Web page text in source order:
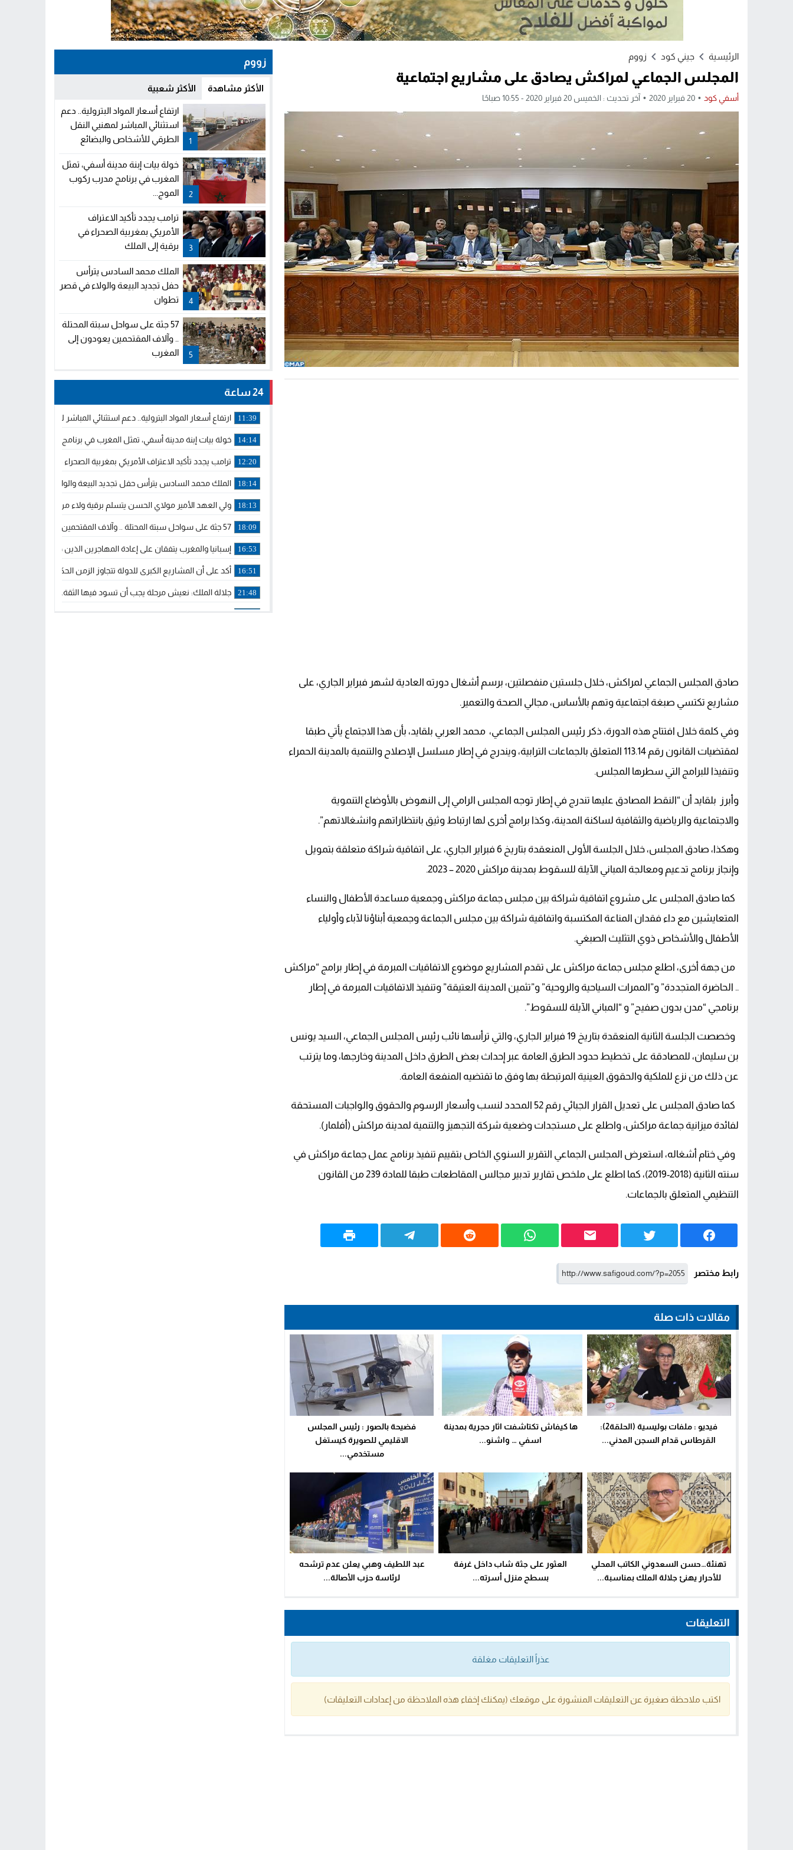
الرئيسية جيني كود زووم
المجلس الجماعي لمراكش يصادق على مشاريع اجتماعية
أسفي كود 20 فبراير 2020 آخر تحديث : الخميس 20 فبراير 2020 - 10:55 صباحًا
صادق المجلس الجماعي لمراكش، خلال جلستين منفصلتين، برسم أشغال دورته العادية لشهر فبراير الجاري، على
مشاريع تكتسي صبغة اجتماعية وتهم بالأساس، مجالي الصحة والتعمير.
وفي كلمة خلال افتتاح هذه الدورة، ذكر رئيس المجلس الجماعي، محمد العربي بلقايد، بأن هذا الاجتماع يأتي طبقا
لمقتضيات القانون رقم 113.14 المتعلق بالجماعات الترابية، ويندرج في إطار مسلسل الإصلاح والتنمية بالمدينة الحمراء
وتنفيذا للبرامج التي سطرها المجلس.
وأبرز بلقايد أن “النقط المصادق عليها تندرج في إطار توجه المجلس الرامي إلى النهوض بالأوضاع التنموية
والاجتماعية والرياضية والثقافية لساكنة المدينة، وكذا برامج أخرى لها ارتباط وثيق بانتظاراتهم وانشغالاتهم”.
وهكذا، صادق المجلس، خلال الجلسة الأولى المنعقدة بتاريخ 6 فبراير الجاري، على اتفاقية شراكة متعلقة بتمويل
وإنجاز برنامج تدعيم ومعالجة المباني الآيلة للسقوط بمدينة مراكش 2020 – 2023.
كما صادق المجلس على مشروع اتفاقية شراكة بين مجلس جماعة مراكش وجمعية مساعدة الأطفال والنساء
المتعايشين مع داء فقدان المناعة المكتسبة واتفاقية شراكة بين مجلس الجماعة وجمعية أبناؤنا لآباء وأولياء
الأطفال والأشخاص ذوي التثليث الصبغي.
من جهة أخرى، اطلع مجلس جماعة مراكش على تقدم المشاريع موضوع الاتفاقيات المبرمة في إطار برامج “مراکش
.. الحاضرة المتجددة” و”الممرات السياحية والروحية” و”تثمين المدينة العتيقة” وتنفيذ الاتفاقيات المبرمة في إطار
برنامجي “مدن بدون صفيح” و “المباني الآيلة للسقوط”.
وخصصت الجلسة الثانية المنعقدة بتاريخ 19 فبراير الجاري، والتي ترأسها نائب رئيس المجلس الجماعي، السيد يونس
بن سليمان، للمصادقة على تخطيط حدود الطرق العامة عبر إحداث بعض الطرق داخل المدينة وخارجها، وما يترتب
عن ذلك من نزع للملكية والحقوق العينية المرتبطة بها وفق ما تقتضيه المنفعة العامة.
كما صادق المجلس على تعديل القرار الجبائي رقم 52 المحدد لنسب وأسعار الرسوم والحقوق والواجبات المستحقة
لفائدة ميزانية جماعة مراكش، واطلع على مستجدات وضعية شركة التجهيز والتنمية لمدينة مراكش (أفلمار).
وفي ختام أشغاله، استعرض المجلس الجماعي التقرير السنوي الخاص بتقييم تنفيذ برنامج عمل جماعة مراكش في
سنته الثانية (2018-2019)، كما اطلع على ملخص تقارير تدبير مجالس المقاطعات طبقا للمادة 239 من القانون
التنظيمي المتعلق بالجماعات.
رابط مختصر
مقالات ذات صلة
فيديو : ملفات بوليسية (الحلقة2):
القرطاس قدام السجن المدني...
ها كيفاش تكتاشفت اثار حجرية بمدينة
اسفي … واشنو...
فضيحة بالصور : رئيس المجلس
الاقليمي للصويرة كيستغل
مستخدمي...
تهنئة…حسن السعدوني الكاتب المحلي
للأحرار يهنئ جلالة الملك بمناسبة...
العثور على جثة شاب داخل غرفة
بسطح منزل أسرته...
عبد اللطيف وهبي يعلن عدم ترشحه
لرئاسة حزب الأصالة...
التعليقات
عذراً التعليقات مغلقة
اكتب ملاحظة صغيرة عن التعليقات المنشورة على موقعك (يمكنك إخفاء هذه الملاحظة من إعدادات التعليقات)
زووم
الأكثر مشاهدة الأكثر شعبية
1
ارتفاع أسعار المواد البترولية.. دعم
استثنائي المباشر لمهنيي النقل
الطرقي للأشخاص والبضائع
2
خولة بيات إبنة مدينة أسفي، تمثل
المغرب في برنامج مدرب ركوب
الموج...
3
ترامب يجدد تأكيد الاعتراف
الأمريكي بمغربية الصحراء في
برقية إلى الملك
4
الملك محمد السادس يترأس
حفل تجديد البيعة والولاء في قصر
تطوان
5
57 جثة على سواحل سبتة المحتلة
.. وآلاف المقتحمين يعودون إلى
المغرب
24 ساعة
11:39 ارتفاع أسعار المواد البترولية.. دعم استثنائي المباشر لمهنيي النقل
14:14 خولة بيات إبنة مدينة أسفي، تمثل المغرب في برنامج مدرب ركوب
12:20 ترامب يجدد تأكيد الاعتراف الأمريكي بمغربية الصحراء في برقية إلى الملك
18:14 الملك محمد السادس يترأس حفل تجديد البيعة والولاء في قصر
18:13 ولي العهد الأمير مولاي الحسن يتسلم برقية ولاء من القوات المسلحة
18:09 57 جثة على سواحل سبتة المحتلة .. وآلاف المقتحمين يعودون إلى المغرب
16:53 إسبانيا والمغرب يتفقان على إعادة المهاجرين الذين دخلوا سبتة المحتلة
16:51 أكد على أن المشاريع الكبرى للدولة تتجاوز الزمن الحكومي..
21:48 جلالة الملك: نعيش مرحلة يجب أن تسود فيها الثقة.. والاستقرار